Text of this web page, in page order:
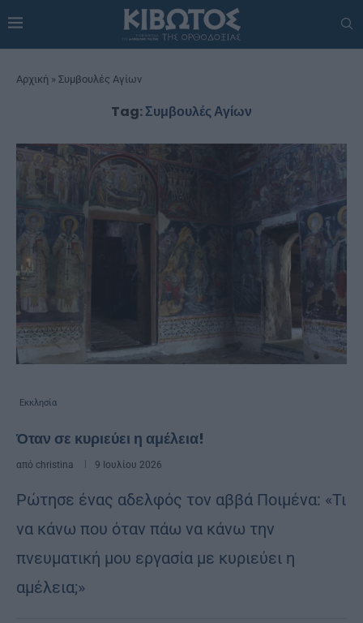
Αρχική » Συμβουλές Αγίων
Tag:Συμβουλές Αγίων
Εκκλησία
Όταν σε κυριεύει η αμέλεια!
από christina 9 Ιουλίου 2026
Ρώτησε ένας αδελφός τον αββά Ποιμένα: «Τι
να κάνω που όταν πάω να κάνω την
πνευματική μου εργασία με κυριεύει η
αμέλεια;»